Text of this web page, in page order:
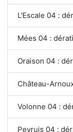
L'Escale 04 :
Mées 04 :
Oraison 04 :
Château-
Volonne 04 :
Peyruis 04 :